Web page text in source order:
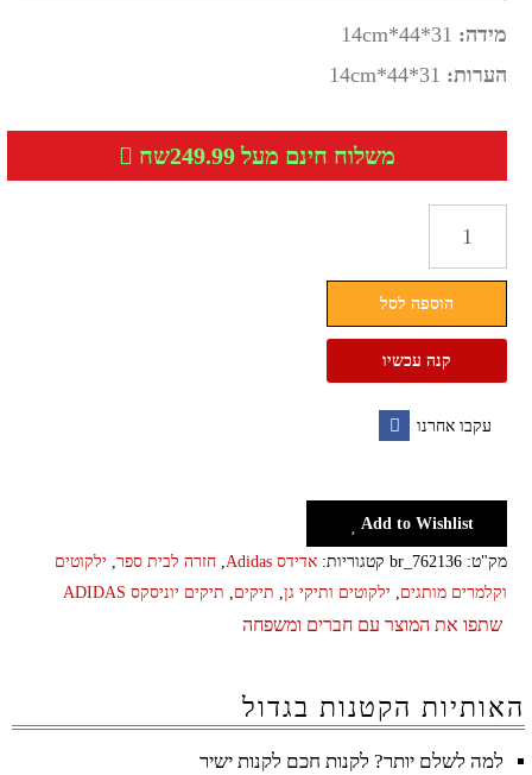
מידה: 31*44*14cm
הערות: 31*44*14cm
משלוח חינם מעל 249.99שח
תיק
ילקוט
אדידס
ADIDAS
הוספה לסל
קנה עכשיו
עקבו אחרנו
Add to Wishlist
מק"ט: br_762136 קטגוריות: אדידס Adidas , חזרה לבית ספר, ילקוטים
וקלמרים מותגים, ילקוטים ותיקי גן, תיקים, תיקים יוניסקס ADIDAS
שתפו את המוצר עם חברים ומשפחה
האותיות הקטנות בגדול
למה לשלם יותר? לקנות חכם לקנות ישיר